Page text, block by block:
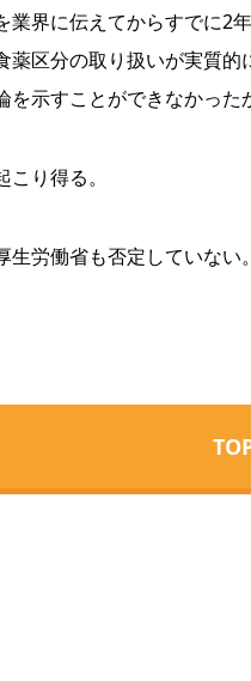
界に伝えてからすでに2
薬区分の取り扱いが実質
示すことができなかった
り得る。
労働省も否定していない。